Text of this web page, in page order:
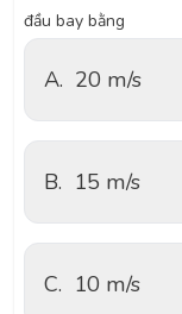
đầu bay bằng
A. 20 m/s
B. 15 m/s
C. 10 m/s